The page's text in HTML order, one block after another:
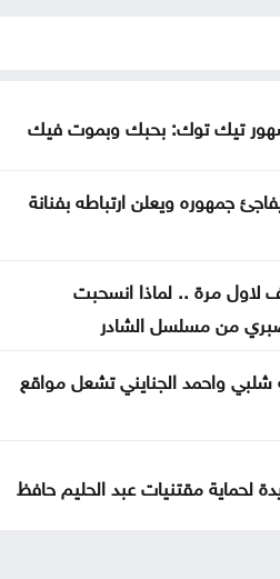
تيك توك: بحبك وبموت فيك
جمهوره ويعلن ارتباطه بفنانة
لاول مرة .. لماذا انسحبت
من مسلسل الشادر
شلبي واحمد الجنايني تشعل مواقع
لحماية مقتنيات عبد الحليم حافظ